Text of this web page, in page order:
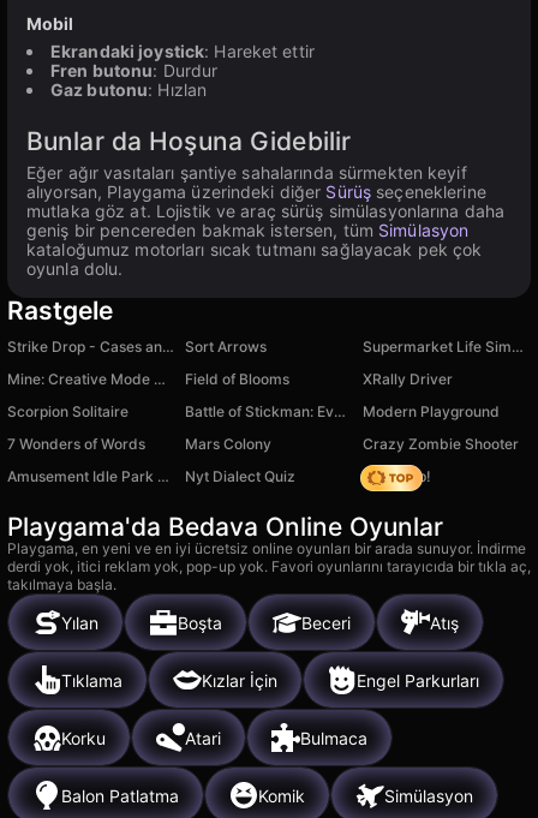
Mobil
Ekrandaki joystick: Hareket ettir
Fren butonu: Durdur
Gaz butonu: Hızlan
Bunlar da Hoşuna Gidebilir
Eğer ağır vasıtaları şantiye sahalarında sürmekten keyif
alıyorsan, Playgama üzerindeki diğer Sürüş seçeneklerine
mutlaka göz at. Lojistik ve araç sürüş simülasyonlarına daha
geniş bir pencereden bakmak istersen, tüm Simülasyon
kataloğumuz motorları sıcak tutmanı sağlayacak pek çok
oyunla dolu.
Rastgele
Strike Drop - Cases and Ranks Sort Arrows
Supermarket Life Simulator
Mine: Creative Mode Online
Field of Blooms
XRally Driver
Scorpion Solitaire
Battle of Stickman: Evolution of People.io 3D
Modern Playground
7 Wonders of Words
Mars Colony
Crazy Zombie Shooter
Amusement Idle Park Game
Nyt Dialect Quiz Climb Up!
Playgama'da Bedava Online Oyunlar
Playgama, en yeni ve en iyi ücretsiz online oyunları bir arada sunuyor. İndirme
derdi yok, itici reklam yok, pop-up yok. Favori oyunlarını tarayıcıda bir tıkla aç,
takılmaya başla.
Yılan Boşta Beceri Atış
Tıklama Kızlar İçin Engel Parkurları
Korku Atari Bulmaca
Balon Patlatma Komik Simülasyon